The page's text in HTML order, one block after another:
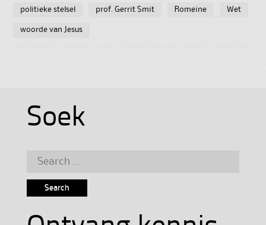
politieke stelsel prof. Gerrit Smit Romeine Wet
woorde van Jesus
Soek
Search